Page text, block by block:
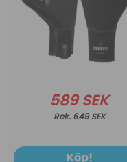
589 SEK
649 SEK
Köp!